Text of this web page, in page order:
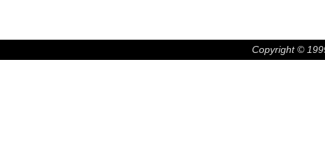
Copyright ©